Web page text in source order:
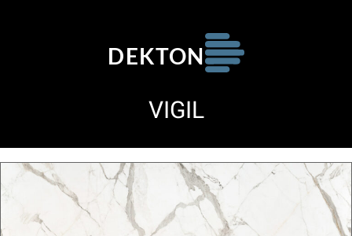
DEKTON
VIGIL